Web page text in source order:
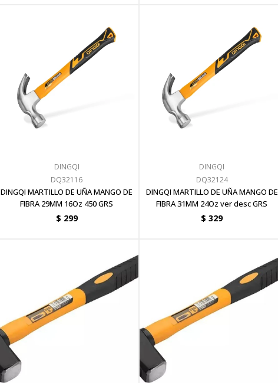
DINGQI
DQ32116
DINGQI MARTILLO DE UÑA MANGO DE
FIBRA 29MM 16Oz 450 GRS
$ 299
DINGQI
DQ32124
DINGQI MARTILLO DE UÑA MANGO DE
FIBRA 31MM 24Oz ver desc GRS
$ 329